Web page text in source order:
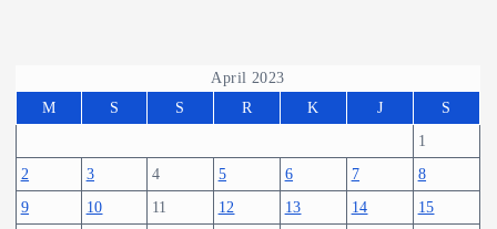
April 2023
M
S S R K J
S
1
2
3 4 5 6 7
8
9
10 11 12 13 14
15